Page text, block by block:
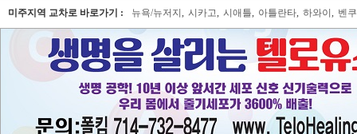
미주지역 교차로 바로가기 : 뉴욕/뉴저지 , 시카고, 시애틀, 아틀란타, 하와이 , 벤